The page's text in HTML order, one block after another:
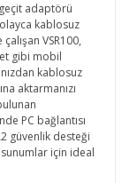
adaptörü
kablosuz
VSR100,
gibi mobil
kablosuz
aktarmanızı
PC bağlantısı
güvenlik desteği
için ideal